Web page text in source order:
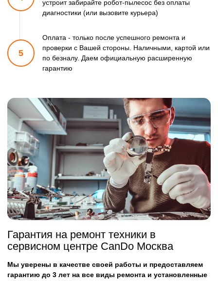
устроит забирайте робот-пылесос без оплаты
диагностики (или вызовите курьера)
5
Оплата - только после успешного ремонта и
проверки с Вашей стороны. Наличными, картой или
по безналу. Даем официальную расширенную
гарантию
Гарантия на ремонт техники в
сервисном центре CanDo Москва
Мы уверены в качестве своей работы и предоставляем
гарантию до 3 лет на все виды ремонта и установленные